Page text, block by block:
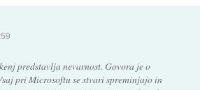
predstavlja nevarnost. Govora je o
pri Microsoftu se stvari spreminjajo in